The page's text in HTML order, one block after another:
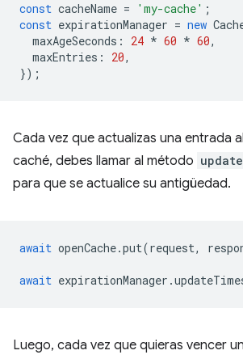
const cacheName = 'my-cache' ;
const expirationManager = new
maxAgeSeconds : 24 * 60 * 60,
maxEntries : 20,
});
Cada vez que actualizas una entrada
caché, debes llamar al método
para que se actualice su antigüedad.
await openCache.put(request,
await expirationManager .
Luego, cada vez que quieras vencer